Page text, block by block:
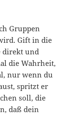
Gruppen
Gift in die
direkt und
die Wahrheit,
nur wenn du
spritzt er
soll, die
daß dein